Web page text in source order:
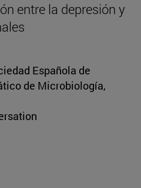
entre la depresión y
Española de
de Microbiología,